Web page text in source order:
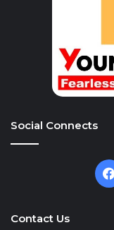
Social Connects
Contact Us